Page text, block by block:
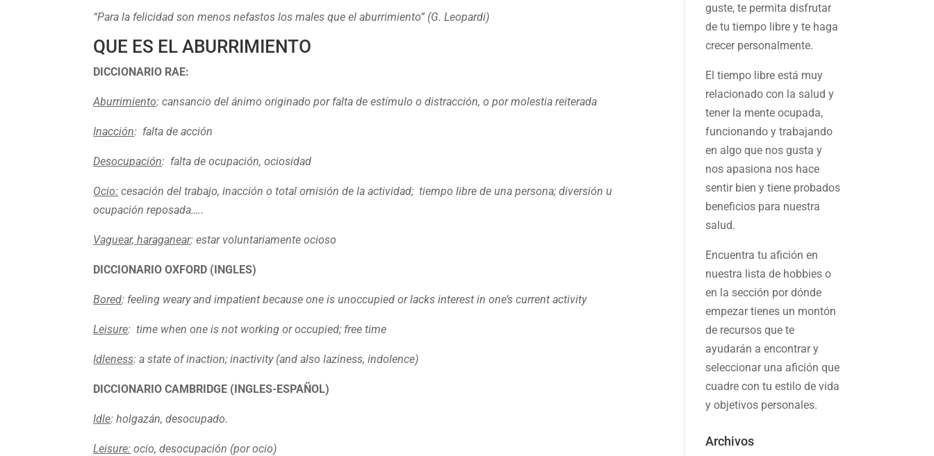
“Para la felicidad son menos nefastos los males que el aburrimiento” (G. Leopardi)
QUE ES EL ABURRIMIENTO
DICCIONARIO RAE:
Aburrimiento: cansancio del ánimo originado por falta de estímulo o distracción, o por molestia reiterada
Inacción: falta de acción
Desocupación: falta de ocupación, ociosidad
Ocio: cesación del trabajo, inacción o total omisión de la actividad; tiempo libre de una persona; diversión u
ocupación reposada…..
Vaguear, haraganear: estar voluntariamente ocioso
DICCIONARIO OXFORD (INGLES)
Bored: feeling weary and impatient because one is unoccupied or lacks interest in one’s current activity
Leisure: time when one is not working or occupied; free time
Idleness: a state of inaction; inactivity (and also laziness, indolence)
DICCIONARIO CAMBRIDGE (INGLES-ESPAÑOL)
Idle: holgazán, desocupado.
Leisure: ocio, desocupación (por ocio)
guste, te permita disfrutar
de tu tiempo libre y te haga
crecer personalmente.
El tiempo libre está muy
relacionado con la salud y
tener la mente ocupada,
funcionando y trabajando
en algo que nos gusta y
nos apasiona nos hace
sentir bien y tiene probados
beneficios para nuestra
salud.
Encuentra tu afición en
nuestra lista de hobbies o
en la sección por dónde
empezar tienes un montón
de recursos que te
ayudarán aencontrar y
seleccionar una afición que
cuadre con tu estilo de vida
y objetivos personales.
Archivos